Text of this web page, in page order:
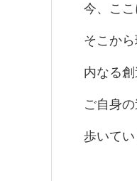
今、こ
そこか
内なる
ご自身
歩いてい